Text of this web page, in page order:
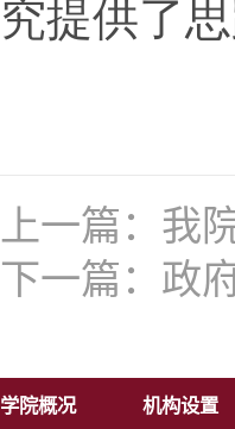
究提供了
上一篇： 我
下一篇： 政
学院概况 机构设置